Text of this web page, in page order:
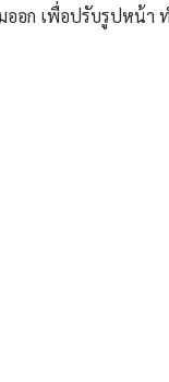
ออก เพื่อปรับรูปหน้า ท